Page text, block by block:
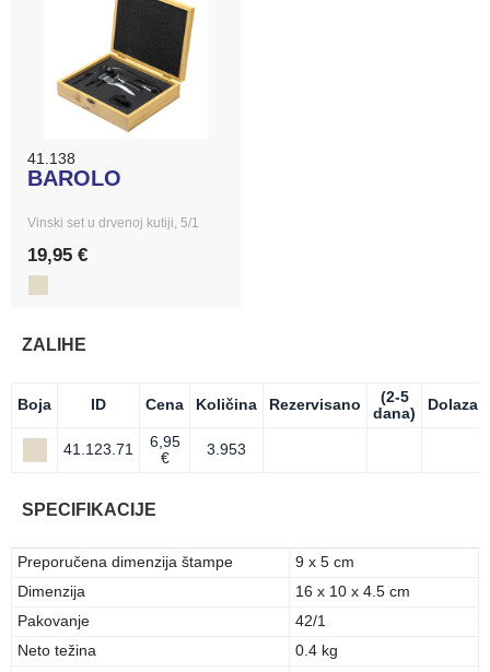
41.138
BAROLO
Vinski set u drvenoj kutiji, 5/1
19,95 €
ZALIHE
Boja ID Cena Količina Rezervisano
(2-5
dana)
Dolazak
41.123.71
6,95
€
3.953
SPECIFIKACIJE
Preporučena dimenzija štampe
9 x 5 cm
Dimenzija
16 x 10 x 4.5 cm
Pakovanje
42/1
Neto težina
0.4 kg